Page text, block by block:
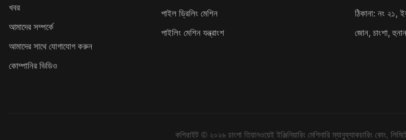
খবর
আমাদের সম্পর্কে
আমাদের সাথে যোগাযোগ করুন
কোম্পানির ভিডিও
পাইল ড্রিলিং মেশিন
পাইলিং মেশিন যন্ত্রাংশ
ঠিকানা: নং ২১,
জোন, চাংশা,
কপিরাইট © ২০২৬ চাংশা তিয়ানওয়েই ইঞ্জিনিয়ারিং মেশিনারি ম্যানুফ্যাকচারিং কোং,